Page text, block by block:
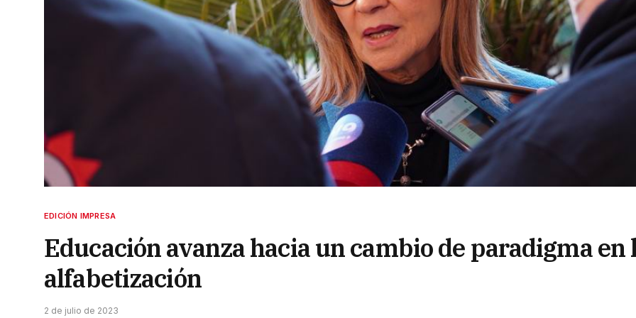
EDICIÓN IMPRESA
Educación avanza hacia un cambio de paradigma en
alfabetización
2 de julio de 2023